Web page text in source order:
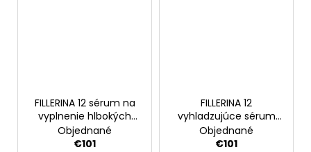
FILLERINA 12 sérum na
vyplnenie hlbokých
vrások v okolí očí
(stupeň 3), 15 ml
Objednané
€101
FILLERINA 12
vyhladzujúce sérum
na krk a dekolt
(stupeň 3), 30 ml
Objednané
€101